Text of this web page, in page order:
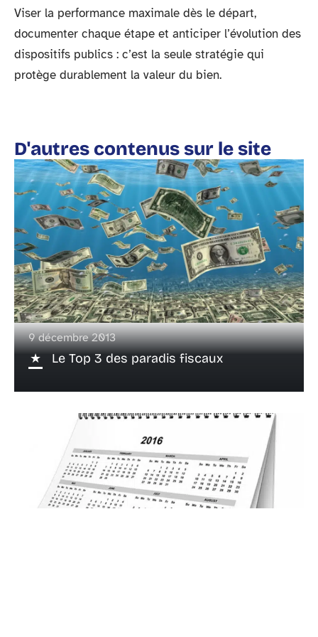
Viser la performance maximale dès le départ,
documenter chaque étape et anticiper l’évolution des
dispositifs publics : c’est la seule stratégie qui
protège durablement la valeur du bien.
D'autres contenus sur le site
9 décembre 2013
Le Top 3 des paradis fiscaux